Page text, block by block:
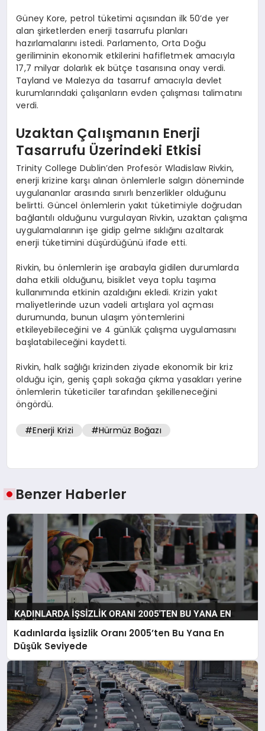
Güney Kore, petrol tüketimi açısından ilk 50’de yer
alan şirketlerden enerji tasarrufu planları
hazırlamalarını istedi. Parlamento, Orta Doğu
geriliminin ekonomik etkilerini hafifletmek amacıyla
17,7 milyar dolarlık ek bütçe tasarısına onay verdi.
Tayland ve Malezya da tasarruf amacıyla devlet
kurumlarındaki çalışanların evden çalışması talimatını
verdi.
Uzaktan Çalışmanın Enerji
Tasarrufu Üzerindeki Etkisi
Trinity College Dublin’den Profesör Wladislaw Rivkin,
enerji krizine karşı alınan önlemlerle salgın döneminde
uygulananlar arasında sınırlı benzerlikler olduğunu
belirtti. Güncel önlemlerin yakıt tüketimiyle doğrudan
bağlantılı olduğunu vurgulayan Rivkin, uzaktan çalışma
uygulamalarının işe gidip gelme sıklığını azaltarak
enerji tüketimini düşürdüğünü ifade etti.
Rivkin, bu önlemlerin işe arabayla gidilen durumlarda
daha etkili olduğunu, bisiklet veya toplu taşıma
kullanımında etkinin azaldığını ekledi. Krizin yakıt
maliyetlerinde uzun vadeli artışlara yol açması
durumunda, bunun ulaşım yöntemlerini
etkileyebileceğini ve 4 günlük çalışma uygulamasını
başlatabileceğini kaydetti.
Rivkin, halk sağlığı krizinden ziyade ekonomik bir kriz
olduğu için, geniş çaplı sokağa çıkma yasakları yerine
önlemlerin tüketiciler tarafından şekilleneceğini
öngördü.
#Enerji Krizi #Hürmüz Boğazı
Benzer Haberler
Kadınlarda İşsizlik Oranı 2005’ten Bu Yana En
Düşük Seviyede